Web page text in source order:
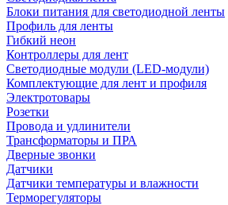
Блоки питания для светодиодной ленты
Профиль для ленты
Гибкий неон
Контроллеры для лент
Светодиодные модули (LED-модули)
Комплектующие для лент и профиля
Электротовары
Розетки
Провода и удлинители
Трансформаторы и ПРА
Дверные звонки
Датчики
Датчики температуры и влажности
Терморегуляторы